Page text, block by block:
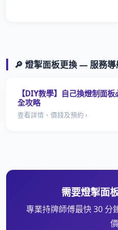
🔎 燈掣面板更換 — 服務導
【DIY教學】自己換燈制面
全攻略
查看詳情、價錢及預約 ›
需要燈掣面
專業持牌師傅最快 30 分
價